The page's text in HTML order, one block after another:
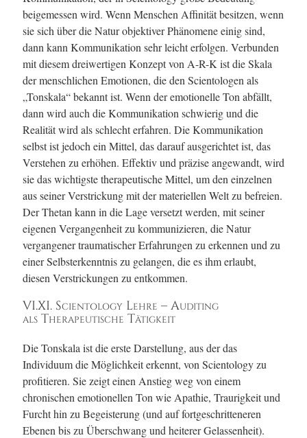
beigemessen wird. Wenn Menschen Affinität besitzen, wenn
sie sich über die Natur objektiver Phänomene einig sind,
dann kann Kommunikation sehr leicht erfolgen. Verbunden
mit diesem dreiwertigen Konzept von A-R-K ist die Skala
der menschlichen Emotionen, die den Scientologen als
„Tonskala“ bekannt ist. Wenn der emotionelle Ton abfällt,
dann wird auch die Kommunikation schwierig und die
Realität wird als schlecht erfahren. Die Kommunikation
selbst ist jedoch ein Mittel, das darauf ausgerichtet ist, das
Verstehen zu erhöhen. Effektiv und präzise angewandt, wird
sie das wichtigste therapeutische Mittel, um den einzelnen
aus seiner Verstrickung mit der materiellen Welt zu befreien.
Der Thetan kann in die Lage versetzt werden, mit seiner
eigenen Vergangenheit zu kommunizieren, die Natur
vergangener traumatischer Erfahrungen zu erkennen und zu
einer Selbsterkenntnis zu gelangen, die es ihm erlaubt,
diesen Verstrickungen zu entkommen.
VI.XI. Scientology Lehre – Auditing
als Therapeutische Tätigkeit
Die Tonskala ist die erste Darstellung, aus der das
Individuum die Möglichkeit erkennt, von Scientology zu
profitieren. Sie zeigt einen Anstieg weg von einem
chronischen emotionellen Ton wie Apathie, Traurigkeit und
Furcht hin zu Begeisterung (und auf fortgeschritteneren
Ebenen bis zu Überschwang und heiterer Gelassenheit).